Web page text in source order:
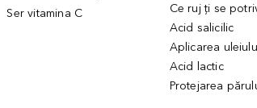
Ser vitamina C
Ce ruj ți se
Acid salicilic
Aplicarea
Acid lactic
Protejarea